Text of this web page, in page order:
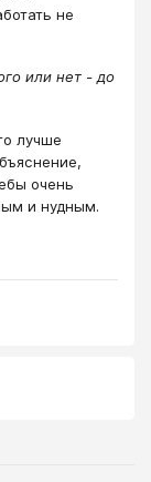
не
или нет - до
лучше
очень
и нудным.